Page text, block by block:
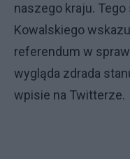
naszego kraju. Tego
Kowalskiego
referendum w
wygląda zdrada
wpisie na Twitterze.